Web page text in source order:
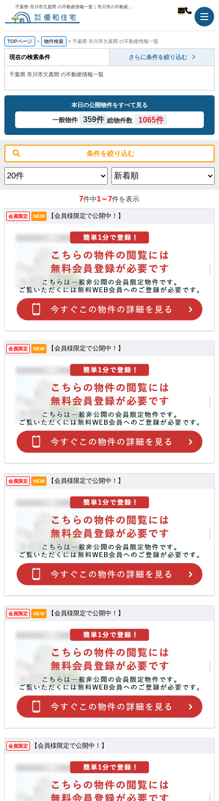
千葉県 市川市欠真間 の不動産情報一覧｜市川市の不動産のことなら優和住宅
TOPページ 物件検索 千葉県 市川市欠真間 の不動産情報一覧
現在の検索条件 さらに条件を絞り込む
千葉県 市川市欠真間 の不動産情報一覧
本日の公開物件をすべて見る
一般物件 359件 総物件数 1065件
条件を絞り込む
7件中1～7件を表示
会員限定 NEW 【会員様限定で公開中！】
会員限定 NEW 【会員様限定で公開中！】
会員限定 NEW 【会員様限定で公開中！】
会員限定 NEW 【会員様限定で公開中！】
会員限定 【会員様限定で公開中！】